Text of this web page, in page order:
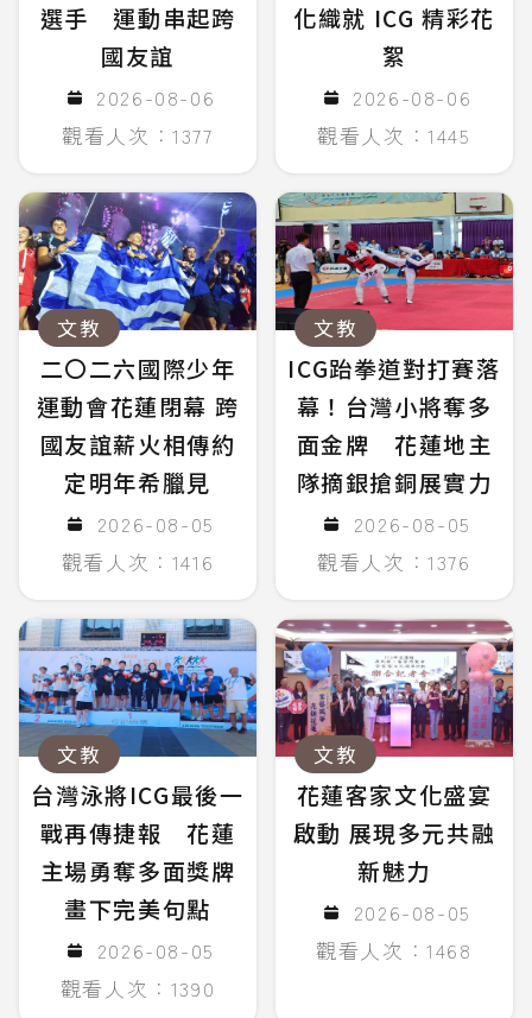
選手 運動串起跨
國友誼
2026-08-06
觀看人次：1377
化織就 ICG 精彩花
絮
2026-08-06
觀看人次：1445
文教
二〇二六國際少年
運動會花蓮閉幕 跨
國友誼薪火相傳約
定明年希臘見
2026-08-05
觀看人次：1416
文教
ICG跆拳道對打賽落
幕！台灣小將奪多
面金牌 花蓮地主
隊摘銀搶銅展實力
2026-08-05
觀看人次：1376
文教
台灣泳將ICG最後一
戰再傳捷報 花蓮
主場勇奪多面獎牌
畫下完美句點
2026-08-05
觀看人次：1390
文教
花蓮客家文化盛宴
啟動 展現多元共融
新魅力
2026-08-05
觀看人次：1468